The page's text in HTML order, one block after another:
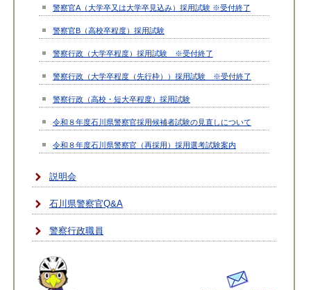
警察官A（大学卒又は大学卒見込み）採用試験 ※受付終了
警察官B（高校卒程度）採用試験
警察行政（大学卒程度）採用試験 ※受付終了
警察行政（大学卒程度（先行枠））採用試験 ※受付終了
警察行政（高校・短大卒程度）採用試験
令和８年度石川県警察官採用候補者試験の見直しについて
令和８年度石川県警察官（再採用）採用選考試験案内
説明会
石川県警察官Q&A
警察行政職員